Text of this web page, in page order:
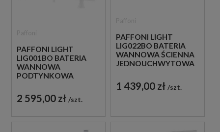
PAFFONI LIGHT
LIG001BO BATERIA
WANNOWA
PODTYNKOWA
BIAŁA
2 595,00 zł szt.
PAFFONI LIGHT
LIG022BO BATERIA
WANNOWA ŚCIENNA
JEDNOUCHWYTOWA
1 439,00 zł szt.